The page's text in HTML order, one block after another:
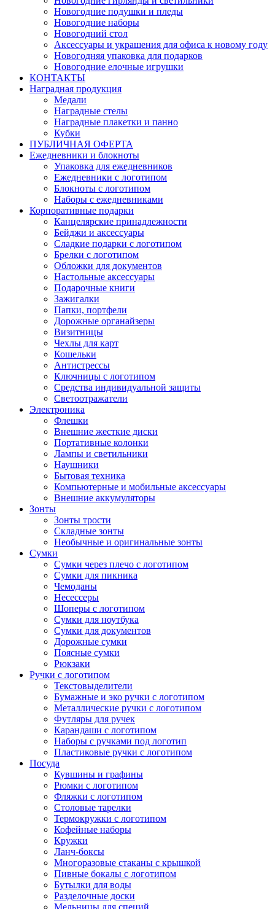
Новогодние подушки и пледы
Новогодние наборы
Новогодний стол
Аксессуары и украшения для офиса к новому году
Новогодняя упаковка для подарков
Новогодние елочные игрушки
КОНТАКТЫ
Наградная продукция
Медали
Наградные стелы
Наградные плакетки и панно
Кубки
ПУБЛИЧНАЯ ОФЕРТА
Ежедневники и блокноты
Упаковка для ежедневников
Ежедневники с логотипом
Блокноты с логотипом
Наборы с ежедневниками
Корпоративные подарки
Канцелярские принадлежности
Бейджи и аксессуары
Сладкие подарки с логотипом
Брелки с логотипом
Обложки для документов
Настольные аксессуары
Подарочные книги
Зажигалки
Папки, портфели
Дорожные органайзеры
Визитницы
Чехлы для карт
Кошельки
Антистрессы
Ключницы с логотипом
Средства индивидуальной защиты
Светоотражатели
Электроника
Флешки
Внешние жесткие диски
Портативные колонки
Лампы и светильники
Наушники
Бытовая техника
Компьютерные и мобильные аксессуары
Внешние аккумуляторы
Зонты
Зонты трости
Складные зонты
Необычные и оригинальные зонты
Сумки
Сумки через плечо с логотипом
Сумки для пикника
Чемоданы
Несессеры
Шоперы с логотипом
Сумки для ноутбука
Сумки для документов
Дорожные сумки
Поясные сумки
Рюкзаки
Ручки с логотипом
Текстовыделители
Бумажные и эко ручки с логотипом
Металлические ручки с логотипом
Футляры для ручек
Карандаши с логотипом
Наборы с ручками под логотип
Пластиковые ручки с логотипом
Посуда
Кувшины и графины
Рюмки с логотипом
Фляжки с логотипом
Столовые тарелки
Термокружки с логотипом
Кофейные наборы
Кружки
Ланч-боксы
Многоразовые стаканы с крышкой
Пивные бокалы с логотипом
Бутылки для воды
Разделочные доски
Мельницы для специй